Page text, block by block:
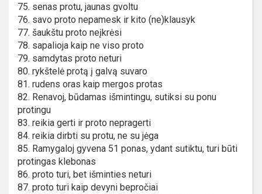
75. senas protu, jaunas gvoltu
76. savo proto nepamesk ir kito (ne)klausyk
77. šaukštu proto neįkrėsi
78. sapalioja kaip ne viso proto
79. samdytas proto neturi
80. rykštelė protą į galvą suvaro
81. rudens oras kaip mergos protas
82. Renavoj, būdamas išmintingu, sutiksi su ponu
protingu
83. reikia gerti ir proto nepragerti
84. reikia dirbti su protu, ne su jėga
85. Ramygaloj gyvena 51 ponas, ydant sutiktu, turi būti
protingas klebonas
86. proto turi, bet išminties neturi
87. proto turi kaip devyni bepročiai